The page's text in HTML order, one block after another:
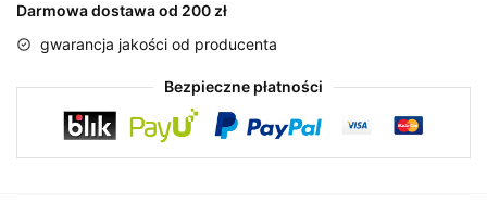
Darmowa dostawa od 200 zł
gwarancja jakości od producenta
Bezpieczne płatności